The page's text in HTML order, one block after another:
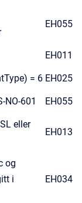
EH055
EH011
= 6 EH025
NO-601 EH055
eller
EH013
og
i
EH034